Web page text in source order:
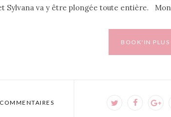
Sylvana va y être plongée toute entière.
BOOK'IN PLUS